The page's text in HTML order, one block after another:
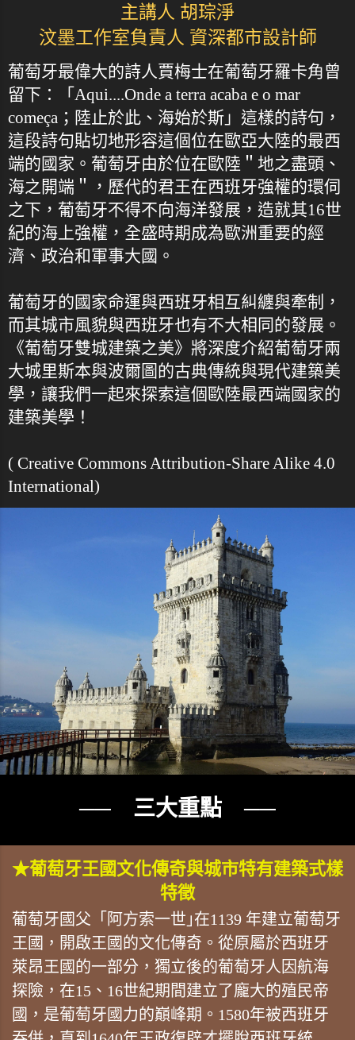
主講人 胡琮淨
汶墨工作室負責人 資深都市設計師
葡萄牙最偉大的詩人賈梅士在葡萄牙羅卡角曾
留下：「Aqui....Onde a terra acaba e o mar
começa；陸止於此、海始於斯」這樣的詩句，
這段詩句貼切地形容這個位在歐亞大陸的最西
端的國家。葡萄牙由於位在歐陸＂地之盡頭、
海之開端＂，歷代的君王在西班牙強權的環伺
之下，葡萄牙不得不向海洋發展，造就其16世
紀的海上強權，全盛時期成為歐洲重要的經
濟、政治和軍事大國。
葡萄牙的國家命運與西班牙相互糾纏與牽制，
而其城市風貌與西班牙也有不大相同的發展。
《葡萄牙雙城建築之美》將深度介紹葡萄牙兩
大城里斯本與波爾圖的古典傳統與現代建築美
學，讓我們一起來探索這個歐陸最西端國家的
建築美學！
( Creative Commons Attribution-Share Alike 4.0
International)
── 三大重點 ──
★葡萄牙王國文化傳奇與城市特有建築式樣
特徵
葡萄牙國父「阿方索一世｣在1139 年建立葡萄牙
王國，開啟王國的文化傳奇。從原屬於西班牙
萊昂王國的一部分，獨立後的葡萄牙人因航海
探險，在15、16世紀期間建立了龐大的殖民帝
國，是葡萄牙國力的巔峰期。1580年被西班牙